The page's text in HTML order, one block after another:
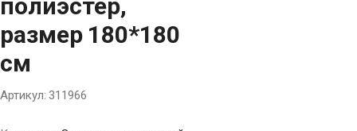
полиэстер,
размер 180*180
см
Артикул: 311966